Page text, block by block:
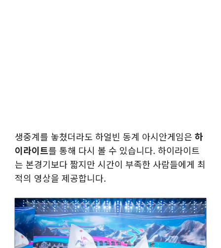
생중계를 놓쳤더라도 하얼빈 동계 아시안게임은 하
이라이트를 통해 다시 볼 수 있습니다. 하이라이트
는 본경기보다 짧지만 시간이 부족한 사람들에게 최
적의 영상을 제공합니다.